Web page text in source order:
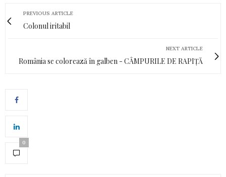
PREVIOUS ARTICLE
Colonul iritabil
NEXT ARTICLE
România se colorează în galben - CÂMPURILE DE RAPIȚĂ
0